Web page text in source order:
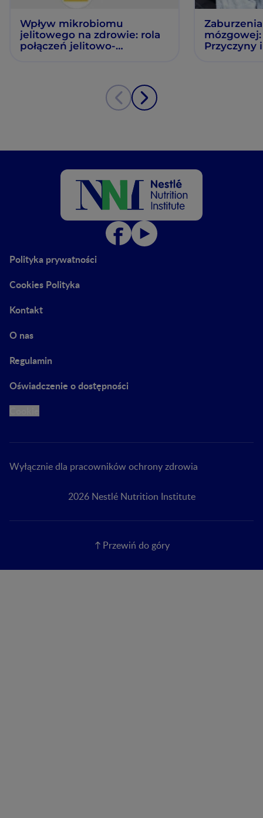
Wpływ mikrobiomu
jelitowego na zdrowie: rola
połączeń jelitowo-
Przyczyny
Polityka prywatności
Cookies Polityka
Kontakt
O nas
Regulamin
Oświadczenie o dostępności
Wyłącznie dla pracowników ochrony zdrowia
2026 Nestlé Nutrition Institute
Przewiń do góry